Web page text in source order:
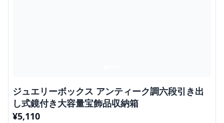
ジュエリーボックス アンティーク調六段引き出
し式鏡付き大容量宝飾品収納箱
¥5,110